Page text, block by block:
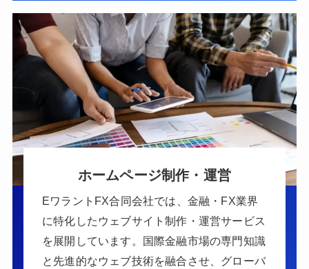
ホームページ制作・運営
EワラントFX合同会社では、金融・FX業界
に特化したウェブサイト制作・運営サービス
を展開しています。国際金融市場の専門知識
と先進的なウェブ技術を融合させ、グローバ